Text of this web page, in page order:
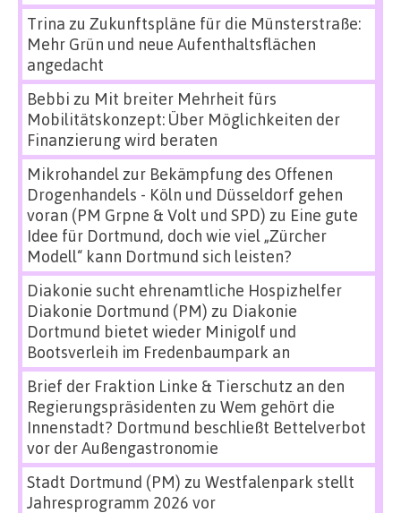
Trina zu Zukunftspläne für die Münsterstraße:
Mehr Grün und neue Aufenthaltsflächen
angedacht
Bebbi zu Mit breiter Mehrheit fürs
Mobilitätskonzept: Über Möglichkeiten der
Finanzierung wird beraten
Mikrohandel zur Bekämpfung des Offenen
Drogenhandels - Köln und Düsseldorf gehen
voran (PM Grpne & Volt und SPD) zu Eine gute
Idee für Dortmund, doch wie viel „Zürcher
Modell“ kann Dortmund sich leisten?
Diakonie sucht ehrenamtliche Hospizhelfer
Diakonie Dortmund (PM) zu Diakonie
Dortmund bietet wieder Minigolf und
Bootsverleih im Fredenbaumpark an
Brief der Fraktion Linke & Tierschutz an den
Regierungspräsidenten zu Wem gehört die
Innenstadt? Dortmund beschließt Bettelverbot
vor der Außengastronomie
Stadt Dortmund (PM) zu Westfalenpark stellt
Jahresprogramm 2026 vor